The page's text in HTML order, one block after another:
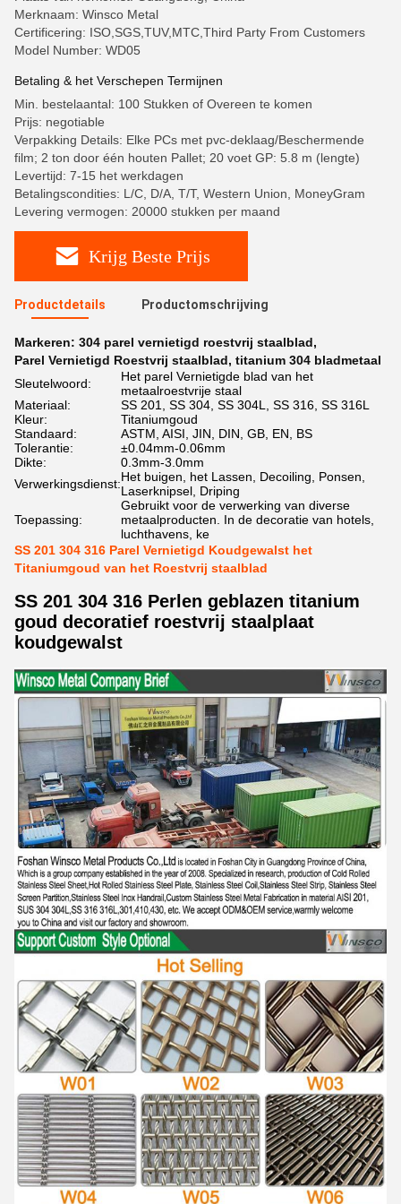
Merknaam: Winsco Metal
Certificering: ISO,SGS,TUV,MTC,Third Party From Customers
Model Number: WD05
Betaling & het Verschepen Termijnen
Min. bestelaantal: 100 Stukken of Overeen te komen
Prijs: negotiable
Verpakking Details: Elke PCs met pvc-deklaag/Beschermende
film; 2 ton door één houten Pallet; 20 voet GP: 5.8 m (lengte)
Levertijd: 7-15 het werkdagen
Betalingscondities: L/C, D/A, T/T, Western Union, MoneyGram
Levering vermogen: 20000 stukken per maand
Krijg Beste Prijs
Productdetails Productomschrijving
Markeren: 304 parel vernietigd roestvrij staalblad,
Parel Vernietigd Roestvrij staalblad, titanium 304 bladmetaal
Sleutelwoord:
Het parel Vernietigde blad van het
metaalroestvrije staal
Materiaal:
SS 201, SS 304, SS 304L, SS 316, SS 316L
Kleur:
Titaniumgoud
Standaard:
ASTM, AISI, JIN, DIN, GB, EN, BS
Tolerantie:
±0.04mm-0.06mm
Dikte:
0.3mm-3.0mm
Verwerkingsdienst:Het buigen, het Lassen, Decoiling, Ponsen,
Laserknipsel, Driping
Toepassing:
Gebruikt voor de verwerking van diverse
metaalproducten. In de decoratie van hotels,
luchthavens, ke
SS 201 304 316 Parel Vernietigd Koudgewalst het
Titaniumgoud van het Roestvrij staalblad
SS 201 304 316 Perlen geblazen titanium
goud decoratief roestvrij staalplaat
koudgewalst